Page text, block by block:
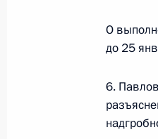
О
до 25
6.